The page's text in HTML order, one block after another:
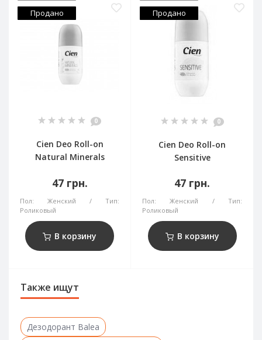
Продано
0
Cien Deo Roll-on
Natural Minerals
47 грн.
Пол: Женский
Тип:
Роликовый
В корзину
Продано
0
Cien Deo Roll-on
Sensitive
47 грн.
Пол: Женский
Тип:
Роликовый
В корзину
Также ищут
Дезодорант Balea